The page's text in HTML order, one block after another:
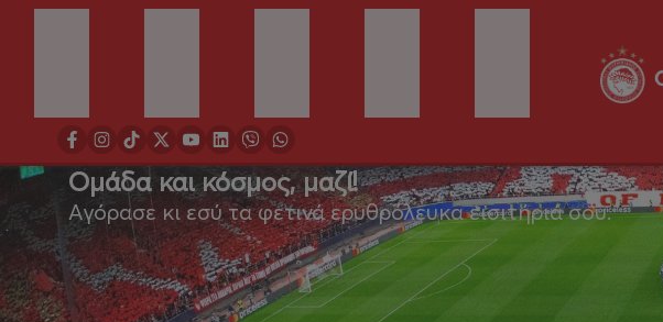
Ομάδα και κόσμος, μαζί!
Αγόρασε κι εσύ τα φετινά ερυθρόλευκα εισιτήριά σου.